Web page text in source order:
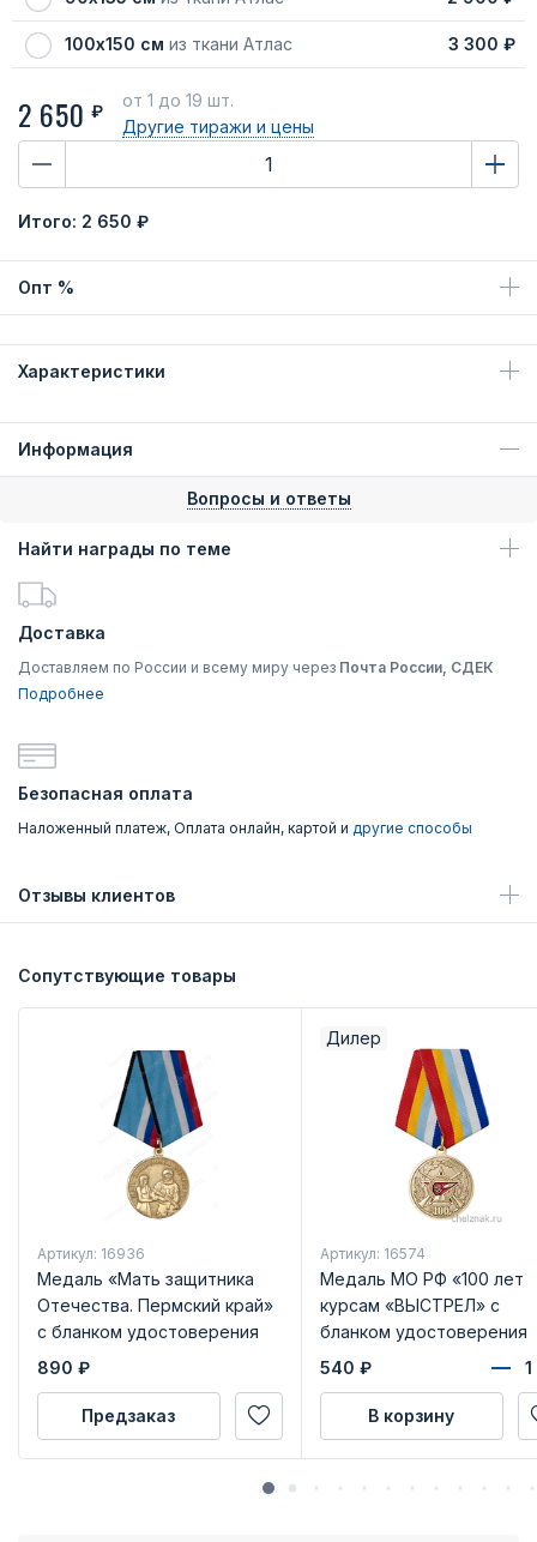
100х150 см из ткани Атлас 3 300 ₽
2 650 ₽
от 1 до 19 шт.
Другие тиражи и цены
Итого: 2 650 ₽
Опт %
Характеристики
Информация
Вопросы и ответы
Найти награды по теме
Доставка
Доставляем по России и всему миру через Почта России, СДЕК
Подробнее
Безопасная оплата
Наложенный платеж, Оплата онлайн, картой и другие способы
Отзывы клиентов
Сопутствующие товары
Артикул: 16936
Медаль «Мать защитника
Отечества. Пермский край»
с бланком удостоверения
890 ₽
Предзаказ
Дилер
Артикул: 16574
Медаль МО РФ «100 лет
курсам «ВЫСТРЕЛ» с
бланком удостоверения
540 ₽
В корзину